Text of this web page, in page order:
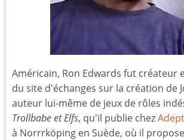
Américain, Ron Edwards fut créateur
du site d'échanges sur la création de
auteur lui-même de jeux de rôles
Trollbabe et Elfs, qu'il publie chez
à Norrrköping en Suède, où il